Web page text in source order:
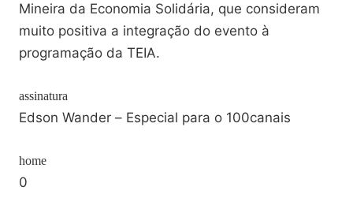
Mineira da Economia Solidária, que consideram
muito positiva a integração do evento à
programação da TEIA.
assinatura
Edson Wander – Especial para o 100canais
home
0